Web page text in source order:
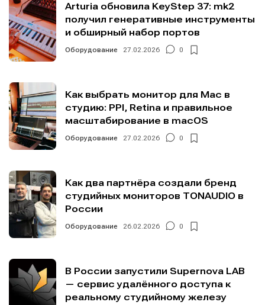
Arturia обновила KeyStep 37: mk2
получил генеративные инструменты
и обширный набор портов
Оборудование 27.02.2026 0
Как выбрать монитор для Mac в
студию: PPI, Retina и правильное
масштабирование в macOS
Оборудование 27.02.2026 0
Как два партнёра создали бренд
студийных мониторов TONAUDIO в
России
Оборудование 26.02.2026 0
В России запустили Supernova LAB
— сервис удалённого доступа к
реальному студийному железу